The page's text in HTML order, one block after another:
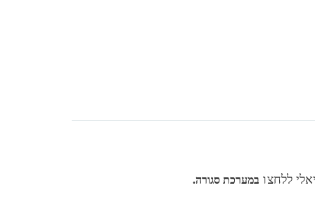
ללחצו במערכת סגורה.